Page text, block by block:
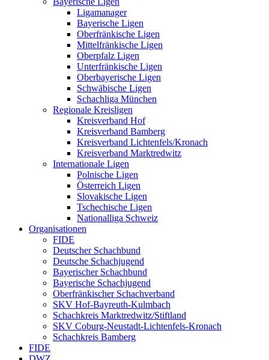
Ligamanager
Bayerische Ligen
Oberfränkische Ligen
Mittelfränkische Ligen
Oberpfalz Ligen
Unterfränkische Ligen
Oberbayerische Ligen
Schwäbische Ligen
Schachliga München
Regionale Kreisligen
Kreisverband Hof
Kreisverband Bamberg
Kreisverband Lichtenfels/Kronach
Kreisverband Marktredwitz
Internationale Ligen
Polnische Ligen
Österreich Ligen
Slovakische Ligen
Tschechische Ligen
Nationalliga Schweiz
Organisationen
FIDE
Deutscher Schachbund
Deutsche Schachjugend
Bayerischer Schachbund
Bayerische Schachjugend
Oberfränkischer Schachverband
SKV Hof-Bayreuth-Kulmbach
Schachkreis Marktredwitz/Stiftland
SKV Coburg-Neustadt-Lichtenfels-Kronach
Schachkreis Bamberg
FIDE